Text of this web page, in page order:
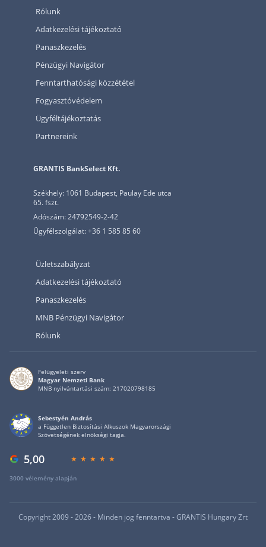
Rólunk
Adatkezelési tájékoztató
Panaszkezelés
Pénzügyi Navigátor
Fenntarthatósági közzététel
Fogyasztóvédelem
Ügyféltájékoztatás
Partnereink
GRANTIS BankSelect Kft.
Székhely: 1061 Budapest, Paulay Ede utca
65. fszt.
Adószám: 24792549-2-42
Ügyfélszolgálat: +36 1 585 85 60
Üzletszabályzat
Adatkezelési tájékoztató
Panaszkezelés
MNB Pénzügyi Navigátor
Rólunk
Felügyeleti szerv
Magyar Nemzeti Bank
MNB nyilvántartási szám: 217020798185
Sebestyén András
a Független Biztosítási Alkuszok Magyarországi
Szövetségének elnökségi tagja.
5,00
3000 vélemény alapján
Copyright 2009 - 2026 - Minden jog fenntartva - GRANTIS Hungary Zrt